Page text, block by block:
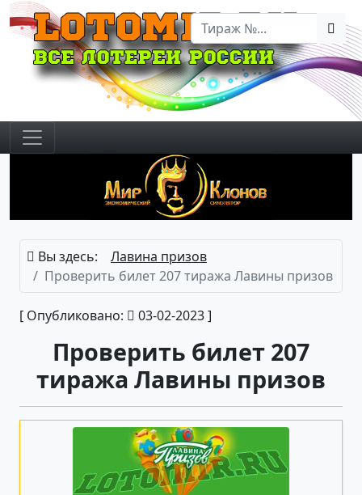
Вы здесь:
Лавина призов
Проверить билет 207 тиража Лавины призов
[ Опубликовано: 03-02-2023 ]
Проверить билет 207
тиража Лавины призов